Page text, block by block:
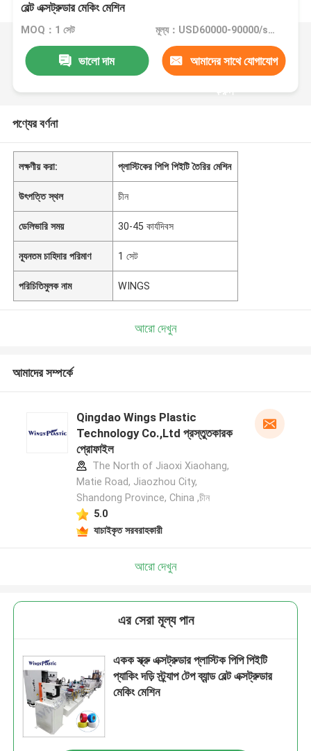
বেল্ট এক্সট্রুডার মেকিং মেশিন
MOQ：1 সেট মূল্য：USD60000-90000/set
ভালো দাম আমাদের সাথে যোগাযোগ
করুন
পণ্যের বর্ণনা
লক্ষণীয় করা: প্লাস্টিকের পিপি পিইটি তৈরির মেশিন
উৎপত্তি স্থল চীন
ডেলিভারি সময় 30-45 কার্যদিবস
ন্যূনতম চাহিদার পরিমাণ 1 সেট
পরিচিতিমুলক নাম WINGS
আরো দেখুন
আমাদের সম্পর্কে
Qingdao Wings Plastic
Technology Co.,Ltd প্রস্তুতকারক
প্রোফাইল
The North of Jiaoxi Xiaohang,
Matie Road, Jiaozhou City,
Shandong Province, China ,চীন
5.0
যাচাইকৃত সরবরাহকারী
আরো দেখুন
এর সেরা মূল্য পান
একক স্ক্রু এক্সট্রুডার প্লাস্টিক পিপি পিইটি
প্যাকিং দড়ি স্ট্র্যাপ টেপ ব্যান্ড বেল্ট এক্সট্রুডার
মেকিং মেশিন